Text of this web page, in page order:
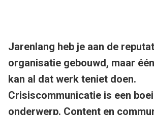
Jarenlang heb je aan de
organisatie gebouwd, maar
kan al dat werk teniet doen.
Crisiscommunicatie is een
onderwerp. Content en